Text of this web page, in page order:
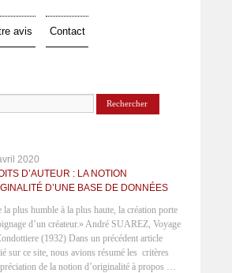
avis Contact
2020
D’AUTEUR : LA NOTION
D’UNE BASE DE DONNÉES
la plus humble à la plus haute, la création porte
d’un créateur.» André SUAREZ, Voyage
(1932) Dans un précédent article
sur ce site, nous avions résumé les critères
de la notion d’originalité à propos …